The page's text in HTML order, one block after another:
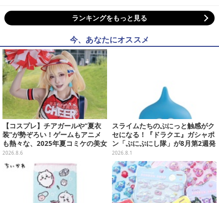
ランキングをもっと見る
今、あなたにオススメ
【コスプレ】チアガールや“夏衣
装”が勢ぞろい！ゲームもアニメ
も熱々な、2025年夏コミケの美女
レイヤーをプレイバック
2026.8.6
スライムたちのぷにっと触感がク
セになる！『ドラクエ』ガシャポ
ン「ぷにぷにし隊」が8月第2週発
売―全4種ではぐれメタルは固め
2026.8.1